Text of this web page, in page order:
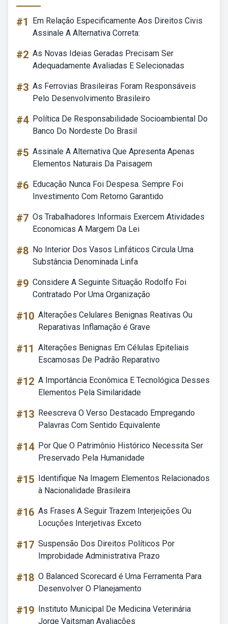
#1
Em Relação Especificamente Aos Direitos Civis
Assinale A Alternativa Correta:
#2 As Novas Ideias Geradas Precisam Ser
Adequadamente Avaliadas E Selecionadas
#3 As Ferrovias Brasileiras Foram Responsáveis
Pelo Desenvolvimento Brasileiro
#4 Política De Responsabilidade Socioambiental Do
Banco Do Nordeste Do Brasil
#5 Assinale A Alternativa Que Apresenta Apenas
Elementos Naturais Da Paisagem
#6 Educação Nunca Foi Despesa. Sempre Foi
Investimento Com Retorno Garantido
#7 Os Trabalhadores Informais Exercem Atividades
Economicas A Margem Da Lei
#8 No Interior Dos Vasos Linfáticos Circula Uma
Substância Denominada Linfa
#9 Considere A Seguinte Situação Rodolfo Foi
Contratado Por Uma Organização
#10 Alterações Celulares Benignas Reativas Ou
Reparativas Inflamação é Grave
#11 Alterações Benignas Em Células Epiteliais
Escamosas De Padrão Reparativo
#12 A Importância Econômica E Tecnológica Desses
Elementos Pela Similaridade
#13 Reescreva O Verso Destacado Empregando
Palavras Com Sentido Equivalente
#14 Por Que O Patrimônio Histórico Necessita Ser
Preservado Pela Humanidade
#15 Identifique Na Imagem Elementos Relacionados
à Nacionalidade Brasileira
#16 As Frases A Seguir Trazem Interjeições Ou
Locuções Interjetivas Exceto
#17 Suspensão Dos Direitos Políticos Por
Improbidade Administrativa Prazo
#18 O Balanced Scorecard é Uma Ferramenta Para
Desenvolver O Planejamento
#19 Instituto Municipal De Medicina Veterinária
Jorge Vaitsman Avaliações